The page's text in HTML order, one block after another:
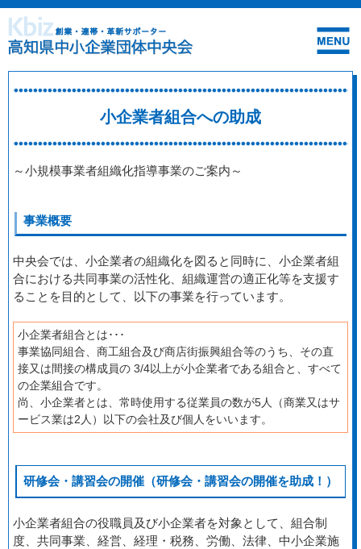
小企業者組合への助成
～小規模事業者組織化指導事業のご案内～
事業概要
中央会では、小企業者の組織化を図ると同時に、小企業者組
合における共同事業の活性化、組織運営の適正化等を支援す
ることを目的として、以下の事業を行っています。
小企業者組合とは･･･
事業協同組合、商工組合及び商店街振興組合等のうち、その直
接又は間接の構成員の 3/4以上が小企業者である組合と、すべて
の企業組合です。
尚、小企業者とは、常時使用する従業員の数が5人（商業又はサ
ービス業は2人）以下の会社及び個人をいいます。
研修会・講習会の開催（研修会・講習会の開催を助成！）
小企業者組合の役職員及び小企業者を対象として、組合制
度、共同事業、経営、経理・税務、労働、法律、中小企業施